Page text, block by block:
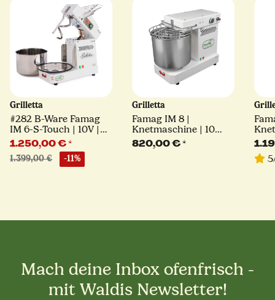
Grilletta
#282 B-Ware Famag
IM 6-S-Touch | 10V |
kippbarer Kopf | HH |
weiß
1.250,00 €*
1.399,00 € -11%
Grilletta
Famag IM 8 |
Knetmaschine | 10
Geschwingkeiten |
weiß
820,00 €*
Mach deine Inbox ofenfrisch -
mit Waldis Newsletter!